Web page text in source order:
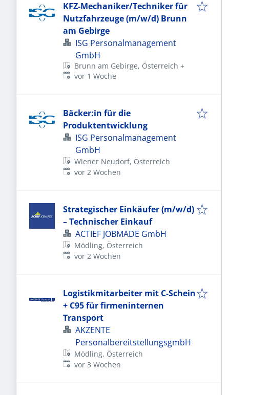
KFZ-Mechaniker/Techniker für
Nutzfahrzeuge (m/w/d) Brunn
am Gebirge
ISG Personalmanagement
GmbH
Brunn am Gebirge, Österreich +
Veröffentlicht:
vor 1 Woche
Bäcker:in für die
Produktentwicklung
ISG Personalmanagement
GmbH
Wiener Neudorf, Österreich
Veröffentlicht:
vor 2 Wochen
Strategischer Einkäufer (m/w/d)
– Technischer Einkauf
ACTIEF JOBMADE GmbH
Mödling, Österreich
Veröffentlicht:
vor 2 Wochen
Logistikmitarbeiter mit C-Schein
+ C95 für firmeninternen
Transport
AKZENTE
PersonalbereitstellungsgmbH
Mödling, Österreich
Veröffentlicht:
vor 3 Wochen